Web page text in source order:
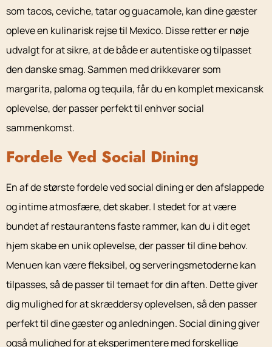
som tacos, ceviche, tatar og guacamole, kan dine gæster
opleve en kulinarisk rejse til Mexico. Disse retter er nøje
udvalgt for at sikre, at de både er autentiske og tilpasset
den danske smag. Sammen med drikkevarer som
margarita, paloma og tequila, får du en komplet mexicansk
oplevelse, der passer perfekt til enhver social
sammenkomst.
Fordele Ved Social Dining
En af de største fordele ved social dining er den afslappede
og intime atmosfære, det skaber. I stedet for at være
bundet af restaurantens faste rammer, kan du i dit eget
hjem skabe en unik oplevelse, der passer til dine behov.
Menuen kan være fleksibel, og serveringsmetoderne kan
tilpasses, så de passer til temaet for din aften. Dette giver
dig mulighed for at skræddersy oplevelsen, så den passer
perfekt til dine gæster og anledningen. Social dining giver
også mulighed for at eksperimentere med forskellige